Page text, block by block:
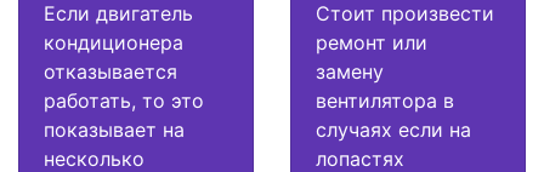
Если двигатель
кондиционера
отказывается
работать, то это
показывает на
несколько
Стоит произвести
ремонт или
замену
вентилятора в
случаях если на
лопастях